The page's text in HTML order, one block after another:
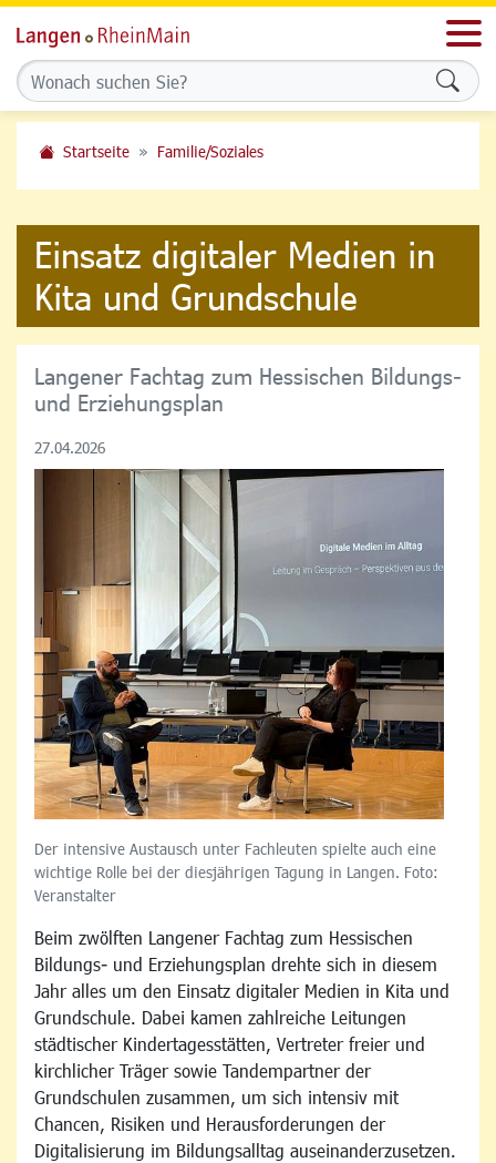
Startseite Familie/Soziales
Einsatz digitaler Medien in
Kita und Grundschule
Langener Fachtag zum Hessischen Bildungs-
und Erziehungsplan
Der intensive Austausch unter Fachleuten spielte auch eine
wichtige Rolle bei der diesjährigen Tagung in Langen. Foto:
Veranstalter
Beim zwölften Langener Fachtag zum Hessischen
Bildungs- und Erziehungsplan drehte sich in diesem
Jahr alles um den Einsatz digitaler Medien in Kita und
Grundschule. Dabei kamen zahlreiche Leitungen
städtischer Kindertagesstätten, Vertreter freier und
kirchlicher Träger sowie Tandempartner der
Grundschulen zusammen, um sich intensiv mit
Chancen, Risiken und Herausforderungen der
Digitalisierung im Bildungsalltag auseinanderzusetzen.
27.04.2026